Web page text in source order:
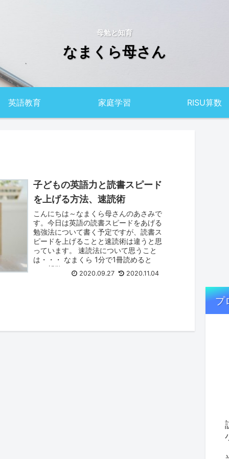
母勉と知育
なまくら母さん
英語教育 家庭学習 RISU算数
子どもの英語力と読書スピード
を上げる方法、速読術
こんにちは～なまくら母さんのあさみで
す。今日は英語の読書スピードをあげる
勉強法について書く予定ですが、読書ス
ピードを上げることと速読術は違うと思
っています。 速読法について思うこと
は・・・ なまくら 1分で1冊読めると
か、胡散...
2020.09.27 2020.11.04
プ